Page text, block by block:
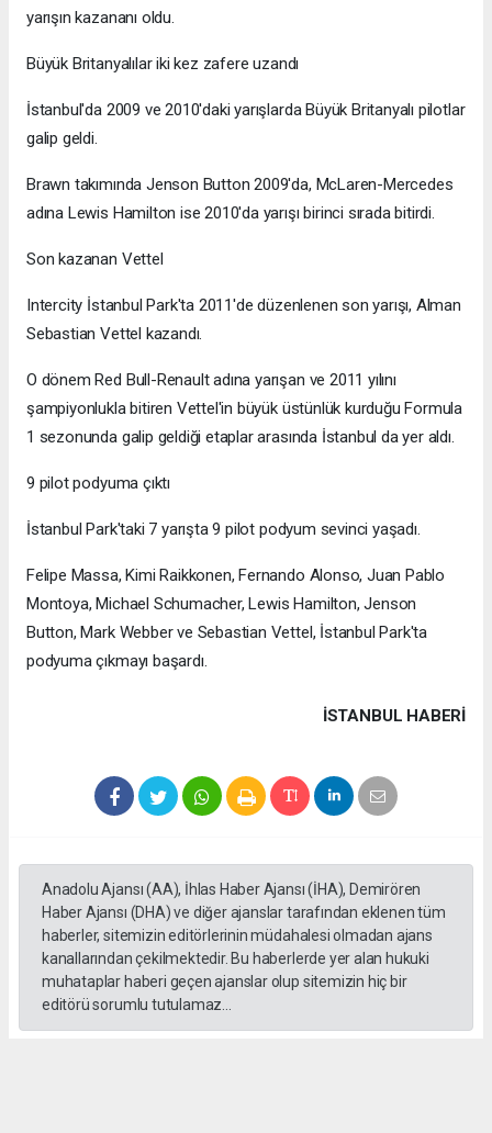
yarışın kazananı oldu.
Büyük Britanyalılar iki kez zafere uzandı
İstanbul'da 2009 ve 2010'daki yarışlarda Büyük Britanyalı pilotlar
galip geldi.
Brawn takımında Jenson Button 2009'da, McLaren-Mercedes
adına Lewis Hamilton ise 2010'da yarışı birinci sırada bitirdi.
Son kazanan Vettel
Intercity İstanbul Park'ta 2011'de düzenlenen son yarışı, Alman
Sebastian Vettel kazandı.
O dönem Red Bull-Renault adına yarışan ve 2011 yılını
şampiyonlukla bitiren Vettel'in büyük üstünlük kurduğu Formula
1 sezonunda galip geldiği etaplar arasında İstanbul da yer aldı.
9 pilot podyuma çıktı
İstanbul Park'taki 7 yarışta 9 pilot podyum sevinci yaşadı.
Felipe Massa, Kimi Raikkonen, Fernando Alonso, Juan Pablo
Montoya, Michael Schumacher, Lewis Hamilton, Jenson
Button, Mark Webber ve Sebastian Vettel, İstanbul Park'ta
podyuma çıkmayı başardı.
İSTANBUL HABERİ
Anadolu Ajansı (AA), İhlas Haber Ajansı (İHA), Demirören
Haber Ajansı (DHA) ve diğer ajanslar tarafından eklenen tüm
haberler, sitemizin editörlerinin müdahalesi olmadan ajans
kanallarından çekilmektedir. Bu haberlerde yer alan hukuki
muhataplar haberi geçen ajanslar olup sitemizin hiç bir
editörü sorumlu tutulamaz...